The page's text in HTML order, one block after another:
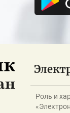
Роль и